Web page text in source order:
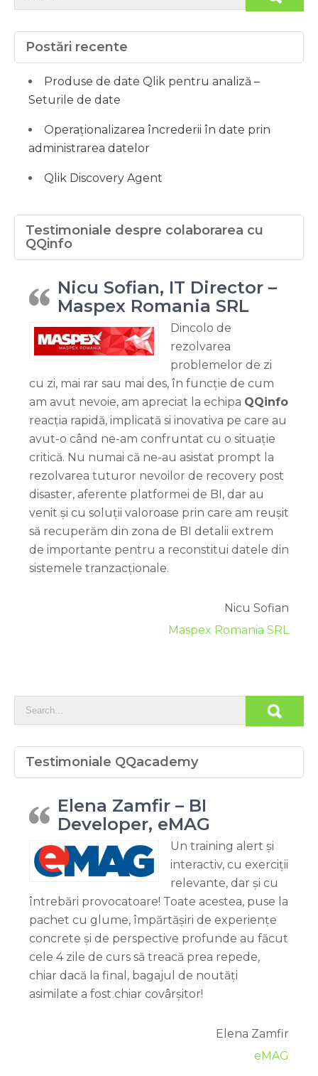
Postări recente
Produse de date Qlik pentru analiză –
Seturile de date
Operaționalizarea încrederii în date prin
administrarea datelor
Qlik Discovery Agent
Testimoniale despre colaborarea cu
QQinfo
Nicu Sofian, IT Director –
Maspex Romania SRL
Dincolo de
rezolvarea
problemelor de zi
cu zi, mai rar sau mai des, în funcție de cum
am avut nevoie, am apreciat la echipa QQinfo
reacția rapidă, implicată si inovativa pe care au
avut-o când ne-am confruntat cu o situație
critică. Nu numai că ne-au asistat prompt la
rezolvarea tuturor nevoilor de recovery post
disaster, aferente platformei de BI, dar au
venit și cu soluții valoroase prin care am reușit
să recuperăm din zona de BI detalii extrem
de importante pentru a reconstitui datele din
sistemele tranzacționale.
Nicu Sofian
Maspex Romania SRL
Testimoniale QQacademy
Elena Zamfir – BI
Developer, eMAG
Un training alert și
interactiv, cu exerciții
relevante, dar și cu
întrebări provocatoare! Toate acestea, puse la
pachet cu glume, împărtășiri de experiențe
concrete și de perspective profunde au făcut
cele 4 zile de curs să treacă prea repede,
chiar dacă la final, bagajul de noutăți
asimilate a fost chiar covârșitor!
Elena Zamfir
eMAG